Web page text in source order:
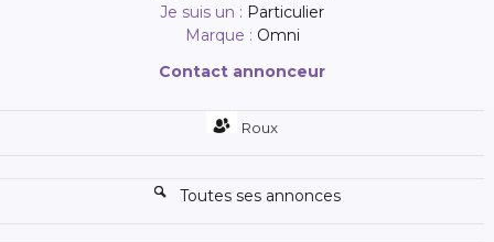
Je suis un : Particulier
Marque : Omni
Contact annonceur
Roux
Toutes ses annonces